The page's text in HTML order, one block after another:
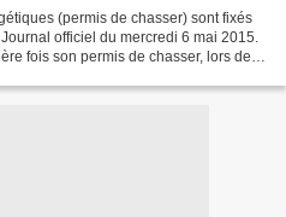
(permis de chasser) sont fixés
officiel du mercredi 6 mai 2015.
fois son permis de chasser, lors de la